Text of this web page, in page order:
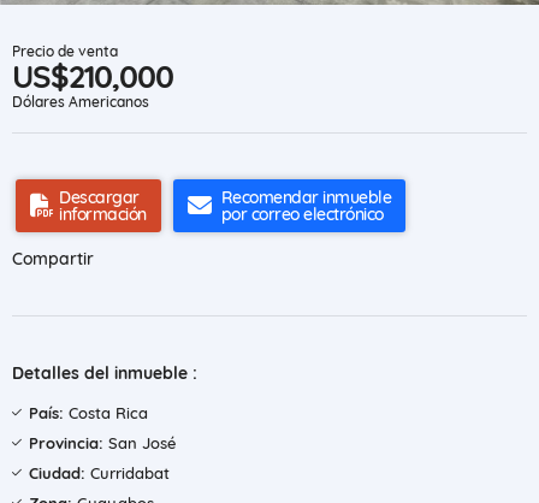
Precio de venta
US$210,000
Dólares Americanos
Descargar
información
Recomendar inmueble
por correo electrónico
Compartir
Detalles del inmueble :
País: Costa Rica
Provincia: San José
Ciudad: Curridabat